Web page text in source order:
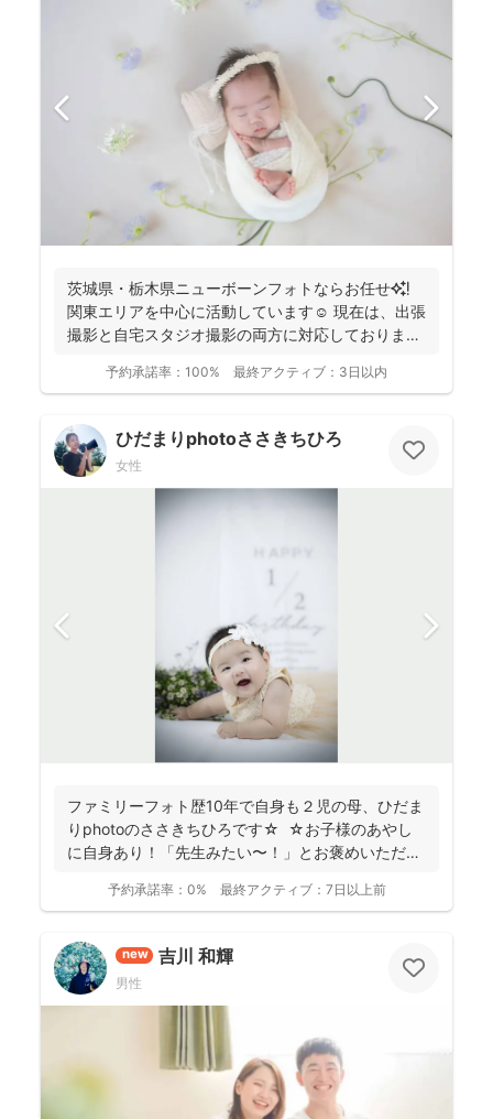
茨城県・栃木県ニューボーンフォトならお任せ✨❗️
関東エリアを中心に活動しています☺️ 現在は、出張
撮影と自宅スタジオ撮影の両方に対応しておりま
予約承諾率： 100% 最終アクティブ： 3日以内
ひだまりphotoささきちひろ
女性
ファミリーフォト歴10年で自身も２児の母、ひだま
りphotoのささきちひろです☆ ☆お子様のあやし
に自身あり！「先生みたい〜！」とお褒めいただく
予約承諾率： 0% 最終アクティブ： 7日以上前
new 吉川 和輝
男性